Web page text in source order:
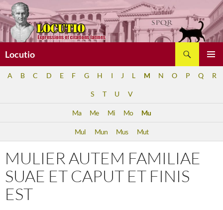
Aller
au
contenu
Locutio
A B C D E F G H I J L M N O P Q R
S T U V
Ma Me Mi Mo Mu
Mul Mun Mus Mut
MULIER AUTEM FAMILIAE
SUAE ET CAPUT ET FINIS
EST